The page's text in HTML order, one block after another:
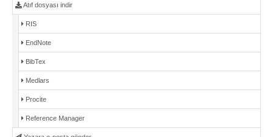
Atıf dosyası indir
RIS
EndNote
BibTex
Medlars
Procite
Reference Manager